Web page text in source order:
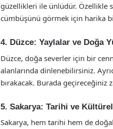
güzellikleri ile ünlüdür. Özellikle
cümbüşünü görmek için harika
4. Düzce: Yaylalar ve Doğa
Düzce, doğa severler için bir
alanlarında dinlenebilirsiniz.
bırakacak. Burada
5. Sakarya: Tarihi ve
Sakarya, hem tarihi hem de